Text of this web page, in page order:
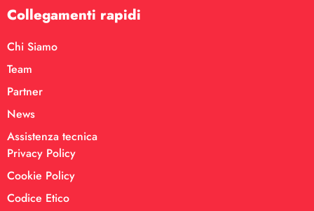
Collegamenti rapidi
Chi Siamo
Team
Partner
News
Assistenza tecnica
Privacy Policy
Cookie Policy
Codice Etico